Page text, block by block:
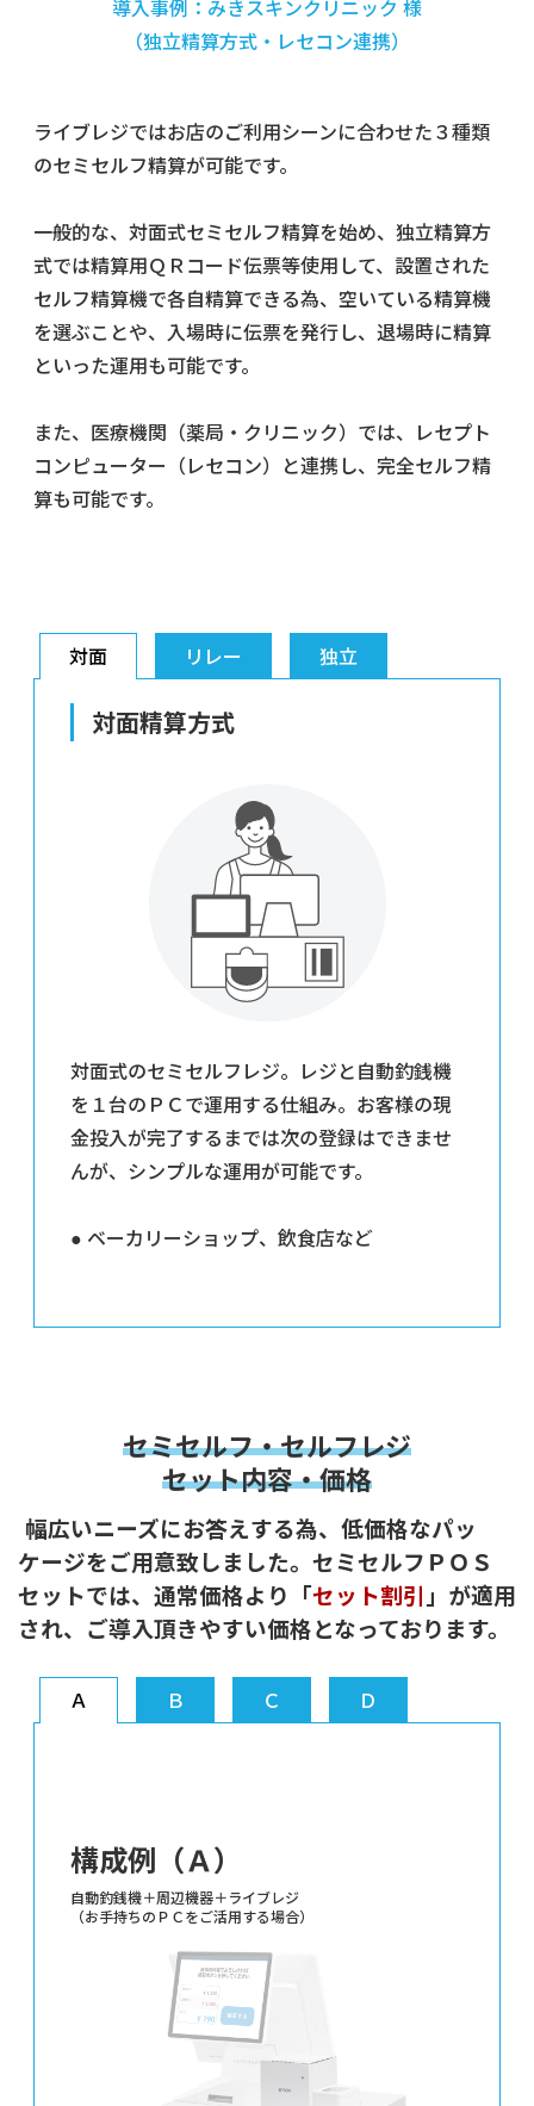
導入事例：みきスキンクリニック 様
（独立精算方式・レセコン連携）
ライブレジではお店のご利用シーンに合わせた３種類
のセミセルフ精算が可能です。
一般的な、対面式セミセルフ精算を始め、独立精算方
式では精算用ＱＲコード伝票等使用して、設置された
セルフ精算機で各自精算できる為、空いている精算機
を選ぶことや、入場時に伝票を発行し、退場時に精算
といった運用も可能です。
また、医療機関（薬局・クリニック）では、レセプト
コンピューター（レセコン）と連携し、完全セルフ精
算も可能です。
対面 リレー 独立
対面精算方式
対面式のセミセルフレジ。レジと自動釣銭機
を１台のＰＣで運用する仕組み。お客様の現
金投入が完了するまでは次の登録はできませ
んが、シンプルな運用が可能です。
● ベーカリーショップ、飲食店など
セミセルフ・セルフレジ
セット内容・価格
幅広いニーズにお答えする為、低価格なパッ
ケージをご用意致しました。セミセルフＰＯＳ
セットでは、通常価格より「セット割引 」が適用
され、ご導入頂きやすい価格となっております。
Ａ Ｂ Ｃ Ｄ
構成例（Ａ）
自動釣銭機＋周辺機器＋ライブレジ
（お手持ちのＰＣをご活用する場合）